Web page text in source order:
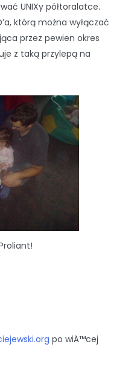
UNIXy półtoralatce.
którą można wyłączać
przez pewien okres
z taką przylepą na
po wiÄ™cej